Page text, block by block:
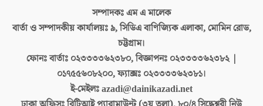
সম্পাদকঃএম এ মালেক
বার্তা ও সম্পাদকীয় কার্যালয়ঃ৯, সিডিএ বাণিজ্যিক এলাকা, মোমিন রোড,
চট্টগ্রাম।
ফোনঃ বার্তাঃ ০২৩৩৩৩৬২৩৮০, বিজ্ঞাপনঃ ০২৩৩৩৩৬২৩৮২ |
০১৭৫৫৬০৮২০০, ফ্যাক্সঃ ০২৩৩৩৩৬২৩৮১।
ই-মেইলঃazadi@dainikazadi.net